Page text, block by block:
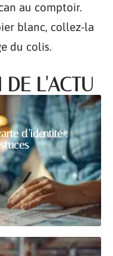
au comptoir.
blanc, collez-la
du colis.
DE L'ACTU
d’identité :